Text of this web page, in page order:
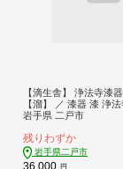
【滴生舎】 浄法寺漆
【溜】 ／ 漆器 漆 浄
岩手県 二戸市
残りわずか
岩手県二戸市
36,000 円